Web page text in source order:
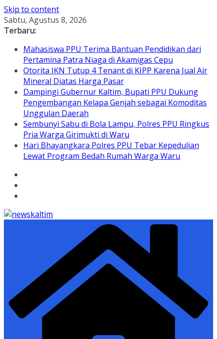
Skip to content
Sabtu, Agustus 8, 2026
Terbaru:
Mahasiswa PPU Terima Bantuan Pendidikan dari
Pertamina Patra Niaga di Akamigas Cepu
Otorita IKN Tutup 4 Tenant di KIPP Karena Jual Air
Mineral Diatas Harga Pasar
Dampingi Gubernur Kaltim, Bupati PPU Dukung
Pengembangan Kelapa Genjah sebagai Komoditas
Unggulan Daerah
Sembunyi Sabu di Bola Lampu, Polres PPU Ringkus
Pria Warga Girimukti di Waru
Hari Bhayangkara Polres PPU Tebar Kepedulian
Lewat Program Bedah Rumah Warga Waru